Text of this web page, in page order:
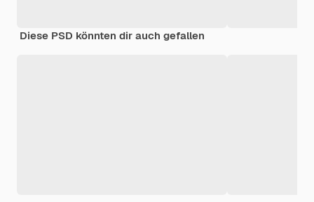
Diese PSD könnten dir auch gefallen